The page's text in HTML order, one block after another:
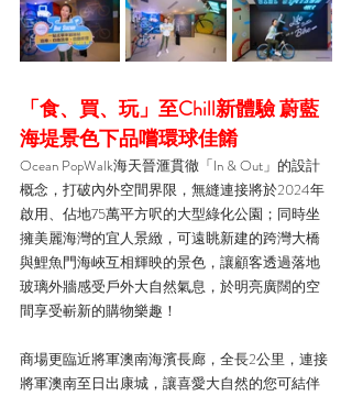
「食、買、玩」至Chill新體驗 蔚藍
海堤景色下品嚐環球佳餚
Ocean PopWalk海天晉滙貫徹「In & Out」的設計
概念，打破內外空間界限，無縫連接將於2024年
啟用、佔地75萬平方呎的大型綠化公園；同時坐
擁美麗海灣的宜人景緻，可遠眺新建的跨灣大橋
與鯉魚門海峽互相輝映的景色，讓顧客透過落地
玻璃外牆感受戶外大自然氣息，於明亮廣闊的空
間享受嶄新的購物樂趣！
商場更臨近將軍澳南海濱長廊，全長2公里，連接
將軍澳南至日出康城，讓喜愛大自然的您可結伴